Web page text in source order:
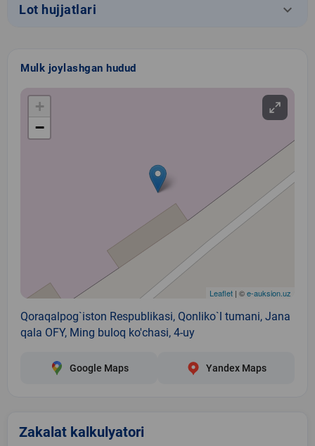
Lot hujjatlari keyboard_arrow_down
Mulk joylashgan hudud
+
−
Leaflet | ©e-auksion.uz
Qoraqalpog`iston Respublikasi, Qonliko`l tumani, Jana
qala OFY, Ming buloq ko'chasi, 4-uy
Google Maps Yandex Maps
Zakalat kalkulyatori